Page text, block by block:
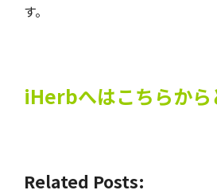
す。
iHerbへはこちらから
Related Posts: